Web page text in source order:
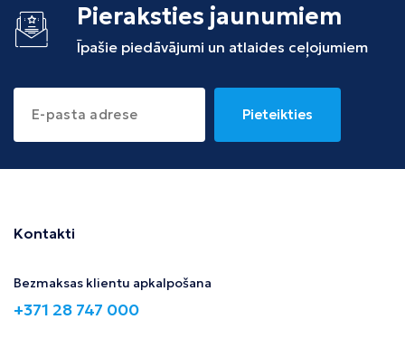
Pieraksties jaunumiem
Īpašie piedāvājumi un atlaides ceļojumiem
Pieteikties
Kontakti
Bezmaksas klientu apkalpošana
+371 28 747 000